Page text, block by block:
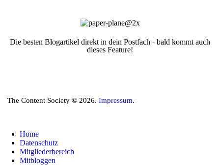
Die besten Blogartikel direkt in dein Postfach - bald kommt auch
dieses Feature!
The Content Society © 2026. Impressum.
Home
Datenschutz
Mitgliederbereich
Mitbloggen